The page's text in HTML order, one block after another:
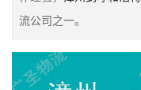
流公司之一。